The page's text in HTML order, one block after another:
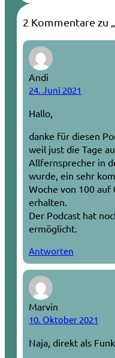
2 Kommentare zu
Andi
24. Juni 2021
Hallo,
danke für diesen
weil just die Tage
Allfernsprecher in
wurde, ein sehr
Woche von 100
erhalten.
Der Podcast hat
ermöglicht.
Antworten
Marvin
10. Oktober 2021
Naja, direkt als